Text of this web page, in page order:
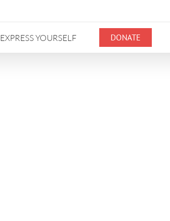
EXPRESS YOURSELF DONATE